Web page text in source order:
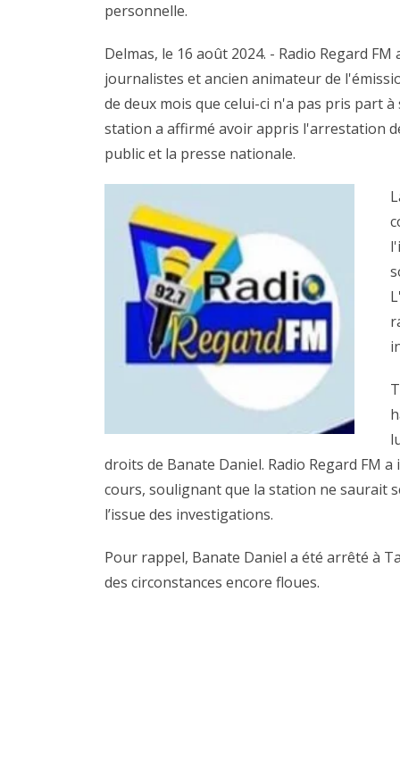
personnelle.
Delmas, le 16 août 2024. - Radio Regard
journalistes et ancien animateur de
de deux mois que celui-ci n'a pas pris part
station a affirmé avoir appris l'arrestation
public et la presse nationale.
droits de Banate Daniel. Radio Regard FM
cours, soulignant que la station ne saurait
l’issue des investigations.
Pour rappel, Banate Daniel a été arrêté à
des circonstances encore floues.